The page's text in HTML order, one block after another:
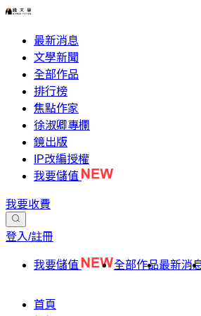
最新消息
文學新聞
全部作品
排行榜
焦點作家
徐淑卿專欄
鏡出版
IP改編授權
我要儲值
我要收費
登入/註冊
我要儲值 全部作品最新消
首頁